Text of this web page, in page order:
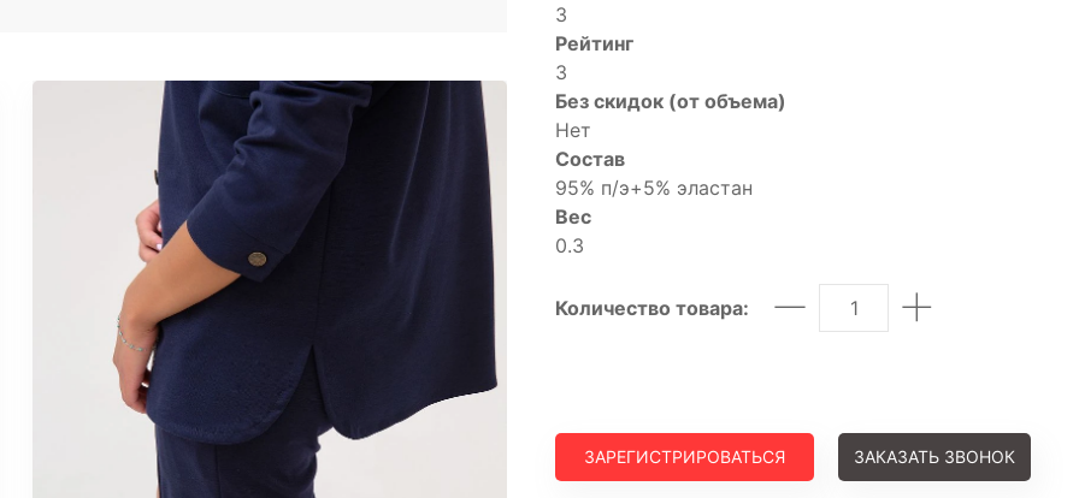
3
Рейтинг
3
Без скидок (от объема)
Нет
Состав
95% п/э+5% эластан
Вес
0.3
Количество товара:
ЗАРЕГИСТРИРОВАТЬСЯ ЗАКАЗАТЬ ЗВОНОК